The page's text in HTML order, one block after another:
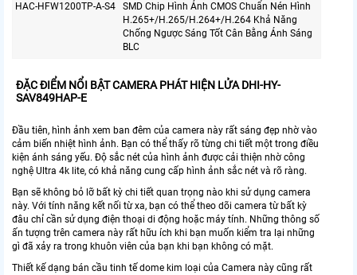
HAC-HFW1200TP-A-S4
SMD Chip Hình Ảnh CMOS Chuẩn Nén Hình
H.265+/H.265/H.264+/H.264 Khả Năng
Chống Ngược Sáng Tốt Cân Bằng Ánh Sáng
BLC
ĐẶC ĐIỂM NỔI BẬT CAMERA PHÁT HIỆN LỬA DHI-HY-
SAV849HAP-E
Đầu tiên, hình ảnh xem ban đêm của camera này rất sáng đẹp nhờ vào
cảm biến nhiệt hình ảnh. Bạn có thể thấy rõ từng chi tiết một trong điều
kiện ánh sáng yếu. Độ sắc nét của hình ảnh được cải thiện nhờ công
nghệ Ultra 4k lite, có khả năng cung cấp hình ảnh sắc nét và rõ ràng.
Bạn sẽ không bỏ lỡ bất kỳ chi tiết quan trọng nào khi sử dụng camera
này. Với tính năng kết nối từ xa, bạn có thể theo dõi camera từ bất kỳ
đâu chỉ cần sử dụng điện thoại di động hoặc máy tính. Những thông số
ấn tượng trên camera này rất hữu ích khi bạn muốn kiểm tra lại những
gì đã xảy ra trong khuôn viên của bạn khi bạn không có mặt.
Thiết kế dạng bán cầu tinh tế dome kim loại của Camera này cũng rất